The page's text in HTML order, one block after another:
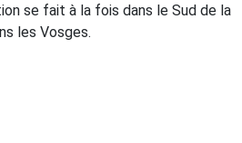
se fait à la fois dans le Sud de la
les Vosges.